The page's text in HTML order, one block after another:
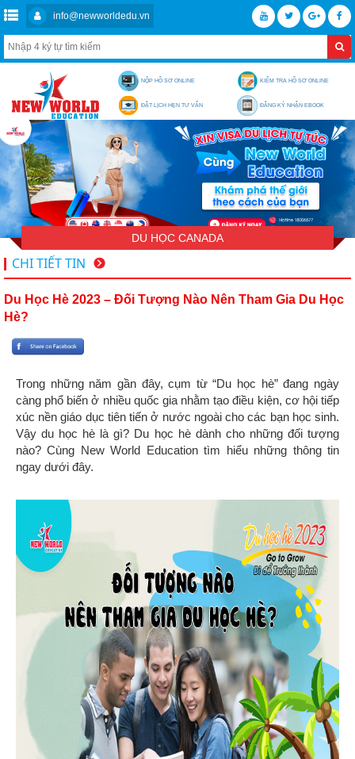
info@newworldedu.vn
NỘP HỒ SƠ ONLINE KIỂM TRA HỒ SƠ ONLINE
ĐẶT LỊCH HẸN TƯ VẤN ĐĂNG KÝ NHẬN EBOOK
DU HỌC CANADA
CHI TIẾT TIN
Du Học Hè 2023 – Đối Tượng Nào Nên Tham Gia Du Học
Hè?
Trong những năm gần đây, cụm từ “Du học hè” đang ngày
càng phổ biến ở nhiều quốc gia nhằm tạo điều kiện, cơ hội tiếp
xúc nền giáo dục tiên tiến ở nước ngoài cho các bạn học sinh.
Vậy du học hè là gì? Du học hè dành cho những đối tượng
nào? Cùng New World Education tìm hiểu những thông tin
ngay dưới đây.